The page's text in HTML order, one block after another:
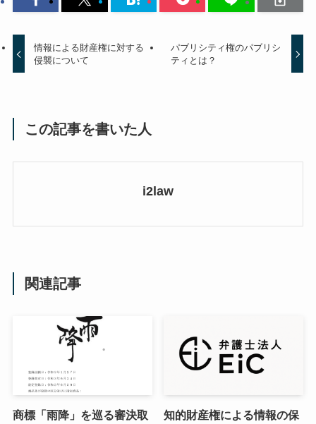
情報による財産権に対する
侵襲について
パブリシティ権のパブリシ
ティとは？
この記事を書いた人
i2law
関連記事
商標「雨降」を巡る審決取
知的財産権による情報の保